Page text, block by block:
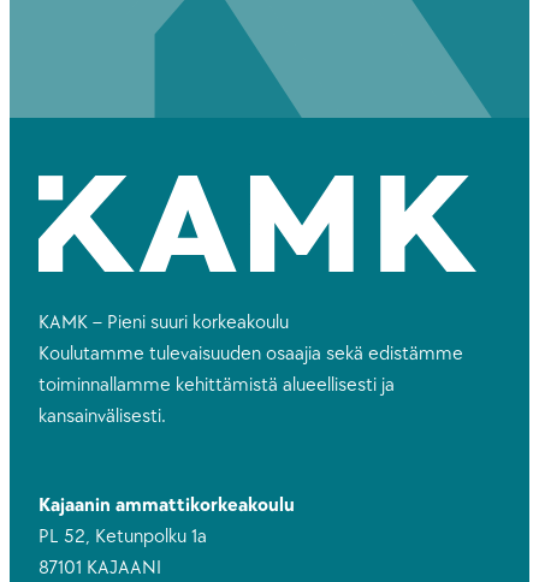
KAMK – Pieni suuri korkeakoulu
Koulutamme tulevaisuuden osaajia sekä edistämme
toiminnallamme kehittämistä alueellisesti ja
kansainvälisesti.
Kajaanin ammattikorkeakoulu
PL 52, Ketunpolku 1a
87101 KAJAANI